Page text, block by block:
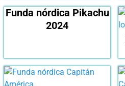
Funda nórdica Pikachu
2024